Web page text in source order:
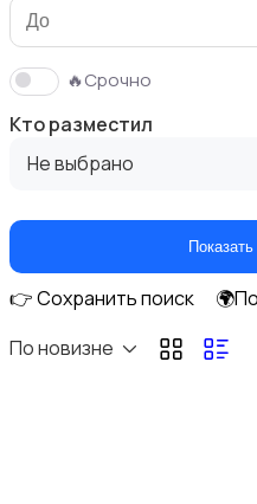
Продажа участка
Аренда квартиры
🔥Срочно
Кто разместил
Не выбрано
👉 Сохранить поиск
По новизне